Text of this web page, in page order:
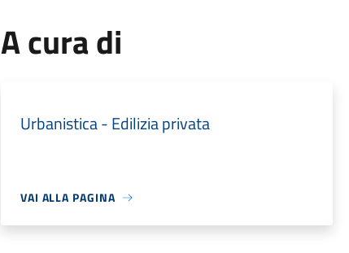
A cura di
Urbanistica - Edilizia privata
VAI ALLA PAGINA